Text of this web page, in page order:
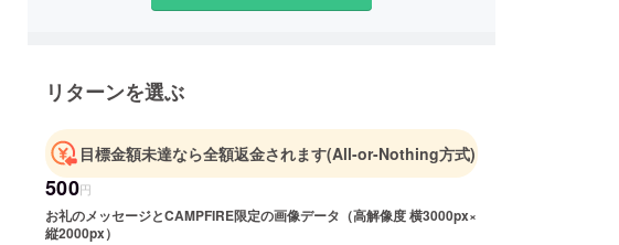
リターンを選ぶ
目標金額未達なら全額返金されます(All-or-Nothing方式)
500円
お礼のメッセージとCAMPFIRE限定の画像データ（高解像度 横3000px×
縦2000px）